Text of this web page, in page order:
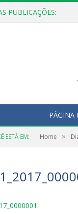
PUBLICAÇÕES:
PÁGINA
ESTÁ EM: Home »